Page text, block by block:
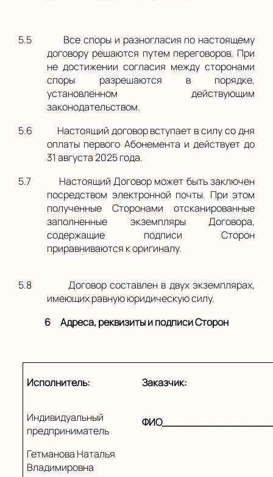
5.5
Все споры и разногласия по настоящему
договору решаются путем переговоров. При
не достижении согласия между сторонами
споры разрешаются в порядке,
установленном действующим
законодательством.
5.6
Настоящий договор вступает в силу со дня
оплаты первого Абонемента и действует до
31 августа 2025 года.
5.7
Настоящий Договор может быть заключен
посредством электронной почты. При этом
полученные Сторонами отсканированные
заполненные экземпляры Договора,
содержащие подписи Сторон
приравниваются к оригиналу.
5.8
Договор составлен в двух экземплярах,
имеющих равную юридическую силу.
6
Адреса, реквизиты и подписи Сторон
Исполнитель: Заказчик:
Индивидуальный
предприниматель
Гетманова Наталья
Владимировна